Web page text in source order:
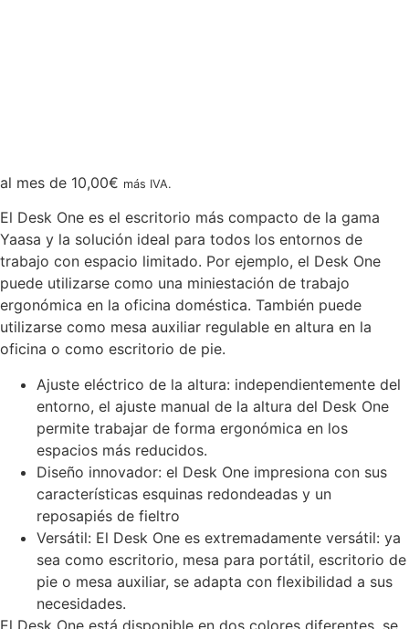
al mes de 10,00€ más IVA.
El Desk One es el escritorio más compacto de la gama
Yaasa y la solución ideal para todos los entornos de
trabajo con espacio limitado. Por ejemplo, el Desk One
puede utilizarse como una miniestación de trabajo
ergonómica en la oficina doméstica. También puede
utilizarse como mesa auxiliar regulable en altura en la
oficina o como escritorio de pie.
Ajuste eléctrico de la altura: independientemente del
entorno, el ajuste manual de la altura del Desk One
permite trabajar de forma ergonómica en los
espacios más reducidos.
Diseño innovador: el Desk One impresiona con sus
características esquinas redondeadas y un
reposapiés de fieltro
Versátil: El Desk One es extremadamente versátil: ya
sea como escritorio, mesa para portátil, escritorio de
pie o mesa auxiliar, se adapta con flexibilidad a sus
necesidades.
El Desk One está disponible en dos colores diferentes, se